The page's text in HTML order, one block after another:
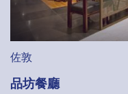
佐敦
品坊餐廳